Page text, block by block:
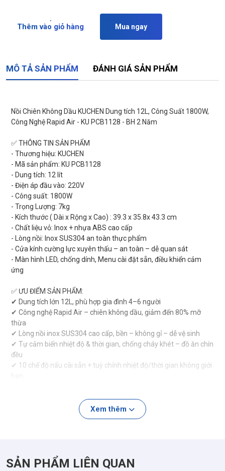
Thêm vào giỏ hàng Mua ngay
MÔ TẢ SẢN PHẨM ĐÁNH GIÁ SẢN PHẨM
Nồi Chiên Không Dầu KUCHEN Dung tích 12L, Công Suất 1800W,
Công Nghệ Rapid Air - KU PCB1128 - BH 2 Năm
✅ THÔNG TIN SẢN PHẨM
- Thương hiệu: KUCHEN
- Mã sản phẩm: KU PCB1128
- Dung tích: 12 lít
- Điện áp đầu vào: 220V
- Công suất: 1800W
- Trọng Lượng: 7kg
- Kích thước ( Dài x Rộng x Cao) : 39.3 x 35.8x 43.3 cm
- Chất liệu vỏ: Inox + nhựa ABS cao cấp
- Lòng nồi: Inox SUS304 an toàn thực phẩm
- Cửa kính cường lực xuyên thấu – an toàn – dễ quan sát
- Màn hình LED, chống dính, Menu cài đặt sẵn, điều khiển cảm
ứng
✅ ƯU ĐIỂM SẢN PHẨM:
✔ Dung tích lớn 12L, phù hợp gia đình 4–6 người
✔ Công nghệ Rapid Air – chiên không dầu, giảm đến 80% mỡ
thừa
✔ Lòng nồi inox SUS304 cao cấp, bền – không gỉ – dễ vệ sinh
✔ Tự cảm biến nhiệt độ & thời gian, chống cháy khét – đồ ăn chín
đều
✔ 10 chế độ nấu cài sẵn + tuỳ chỉnh nhiệt độ/thời gian không giới
✔ Phụ kiện đi kèm đa dạng: xiên nướng, xiên gà, lồng quay 360°,
Xem thêm
SẢN PHẨM LIÊN QUAN